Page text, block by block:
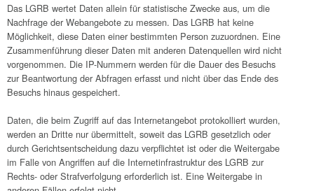
Das LGRB wertet Daten allein für statistische Zwecke aus, um die
Nachfrage der Webangebote zu messen. Das LGRB hat keine
Möglichkeit, diese Daten einer bestimmten Person zuzuordnen. Eine
Zusammenführung dieser Daten mit anderen Datenquellen wird nicht
vorgenommen. Die IP-Nummern werden für die Dauer des Besuchs
zur Beantwortung der Abfragen erfasst und nicht über das Ende des
Besuchs hinaus gespeichert.
Daten, die beim Zugriff auf das Internetangebot protokolliert wurden,
werden an Dritte nur übermittelt, soweit das LGRB gesetzlich oder
durch Gerichtsentscheidung dazu verpflichtet ist oder die Weitergabe
im Falle von Angriffen auf die Internetinfrastruktur des LGRB zur
Rechts- oder Strafverfolgung erforderlich ist. Eine Weitergabe in